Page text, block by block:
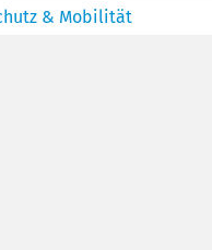
& Mobilität